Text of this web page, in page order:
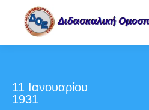
11 Ιανουαρίου
1931